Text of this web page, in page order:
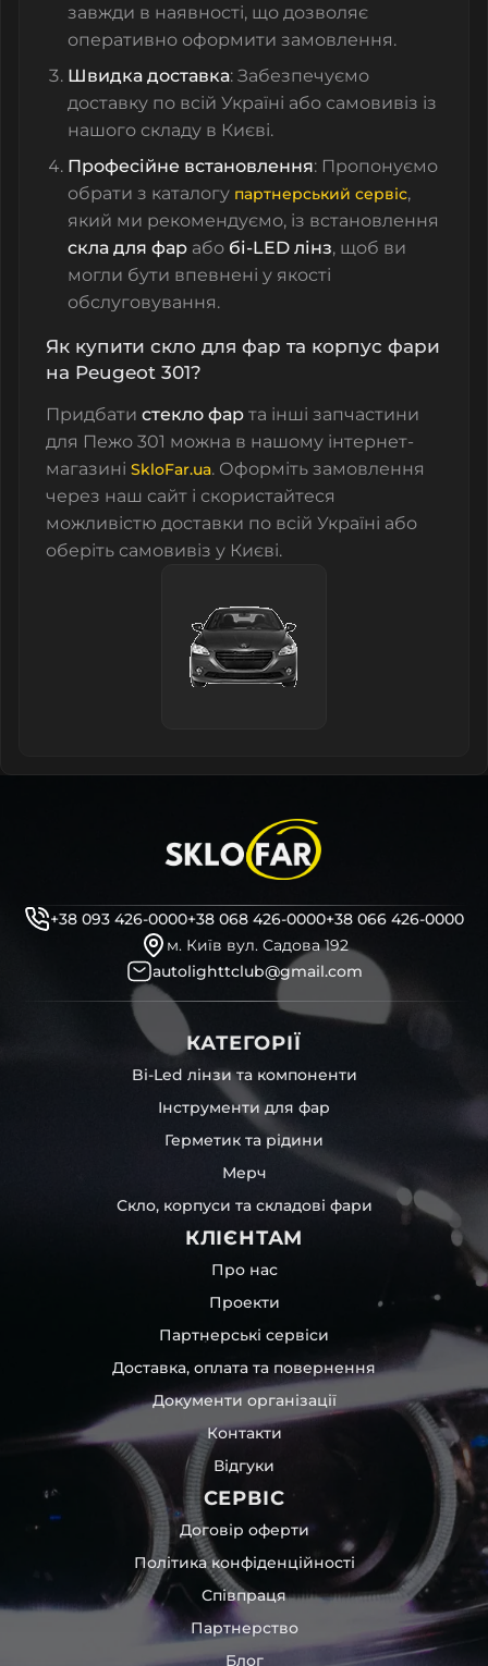
завжди в наявності, що дозволяє
оперативно оформити замовлення.
Швидка доставка: Забезпечуємо
доставку по всій Україні або самовивіз із
нашого складу в Києві.
Професійне встановлення: Пропонуємо
обрати з каталогу партнерський сервіс,
який ми рекомендуємо, із встановлення
скла для фар або бі-LED лінз, щоб ви
могли бути впевнені у якості
обслуговування.
Як купити скло для фар та корпус фари
на Peugeot 301?
Придбати стекло фар та інші запчастини
для Пежо 301 можна в нашому інтернет-
магазині SkloFar.ua. Оформіть замовлення
через наш сайт і скористайтеся
можливістю доставки по всій Україні або
оберіть самовивіз у Києві.
+38 093 426-0000+38 068 426-0000+38 066 426-0000
м. Київ вул. Садова 192
autolighttclub@gmail.com
КАТЕГОРІЇ
Bi-Led лінзи та компоненти
Інструменти для фар
Герметик та рідини
Мерч
Скло, корпуси та складові фари
КЛІЄНТАМ
Про нас
Проекти
Партнерські сервіси
Доставка, оплата та повернення
Документи організації
Контакти
Відгуки
СЕРВІС
Договір оферти
Політика конфіденційності
Співпраця
Партнерство
Блог